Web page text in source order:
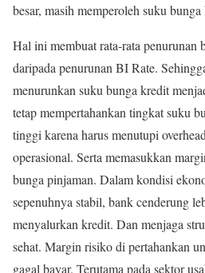
besar, masih memperoleh suku
Hal ini membuat rata-rata penurunan
daripada penurunan BI Rate.
menurunkan suku bunga kredit
tetap mempertahankan tingkat suku
tinggi karena harus menutupi
operasional. Serta memasukkan
bunga pinjaman. Dalam kondisi
sepenuhnya stabil, bank cenderung
menyalurkan kredit. Dan menjaga
sehat. Margin risiko di pertahankan
gagal bayar. Terutama pada sektor